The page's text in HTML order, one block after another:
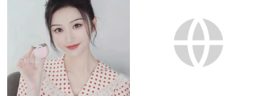
伙伴5 伙伴6